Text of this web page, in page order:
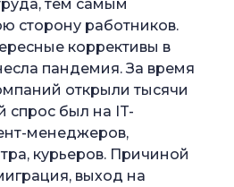
тем самым
сторону работников.
коррективы в
пандемия. За время
открыли тысячи
спрос был на IT-
менеджеров,
курьеров. Причиной
выход на